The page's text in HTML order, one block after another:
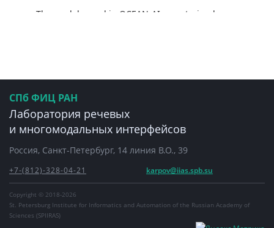
СПб ФИЦ РАН
Лаборатория речевых
и многомодальных интерфейсов
Россия, Санкт-Петербург, 14 линия В.О., 39
+7-(812)-328-04-21 karpov@iias.spb.su
Copyright © 2018-2026
St. Petersburg Institute for Informatics and Automation of the Russian Academy of
Sciences (SPIIRAS)